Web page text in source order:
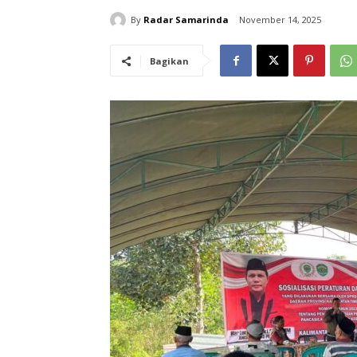
By Radar Samarinda November 14, 2025
Bagikan